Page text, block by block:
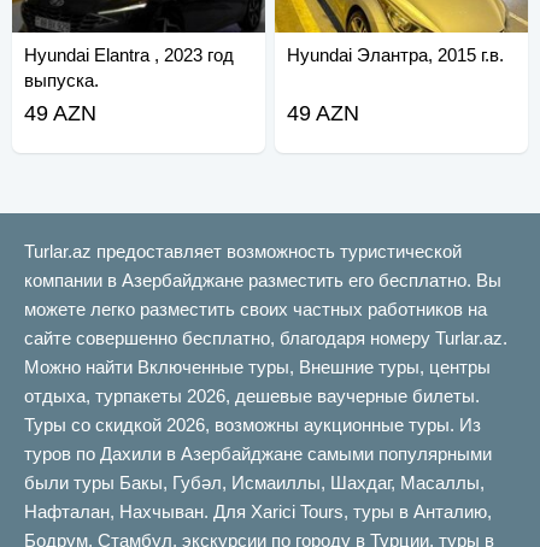
Hyundai Elantra , 2023 год
выпуска.
49 AZN
Hyundai Элантра, 2015 г.в.
49 AZN
Turlar.az предоставляет возможность туристической
компании в Азербайджане разместить его бесплатно. Вы
можете легко разместить своих частных работников на
сайте совершенно бесплатно, благодаря номеру Turlar.az.
Можно найти Включенные туры, Внешние туры, центры
отдыха, турпакеты 2026, дешевые ваучерные билеты.
Туры со скидкой 2026, возможны аукционные туры. Из
туров по Дахили в Азербайджане самыми популярными
были туры Бакы, Губəл, Исмаиллы, Шахдаг, Масаллы,
Нафталан, Нахчыван. Для Xarici Tours, туры в Анталию,
Бодрум, Стамбул, экскурсии по городу в Турции, туры в